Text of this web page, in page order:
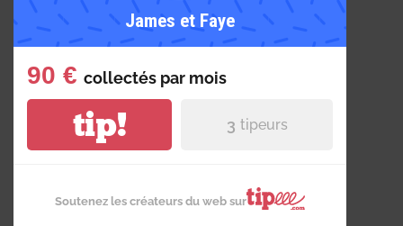
James et Faye
90 € collectés par mois
tip! 3 tipeurs
Soutenez les créateurs du web sur